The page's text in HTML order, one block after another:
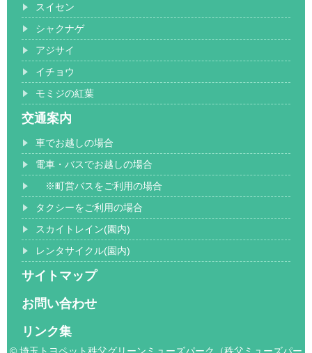
スイセン
シャクナゲ
アジサイ
イチョウ
モミジの紅葉
交通案内
車でお越しの場合
電車・バスでお越しの場合
※町営バスをご利用の場合
タクシーをご利用の場合
スカイトレイン(園内)
レンタサイクル(園内)
サイトマップ
お問い合わせ
リンク集
© 埼玉トヨペット秩父グリーンミューズパーク（秩父ミューズパー